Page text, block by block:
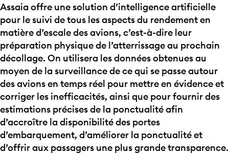
Assaia offre une solution d’intelligence artificielle
pour le suivi de tous les aspects du rendement en
matière d’escale des avions, c’est-à-dire leur
préparation physique de l’atterrissage au prochain
décollage. On utilisera les données obtenues au
moyen de la surveillance de ce qui se passe autour
des avions en temps réel pour mettre en évidence et
corriger les inefficacités, ainsi que pour fournir des
estimations précises de la ponctualité afin
d’accroître la disponibilité des portes
d’embarquement, d’améliorer la ponctualité et
d’offrir aux passagers une plus grande transparence.